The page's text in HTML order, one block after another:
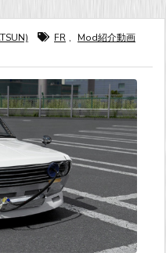
FR ,
Mod紹介動画